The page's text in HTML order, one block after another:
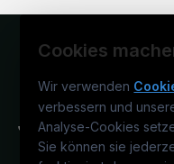
Cookies
Wir verwenden
verbessern und
Analyse-Cookies
Sie können sie